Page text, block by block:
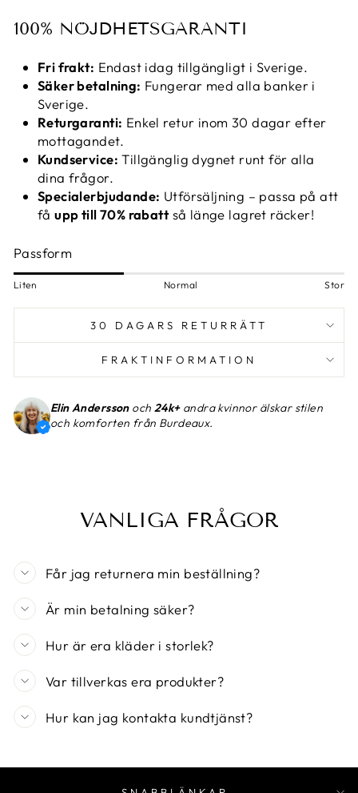
100% NÖJDHETSGARANTI
Fri frakt: Endast idag tillgängligt i Sverige.
Säker betalning: Fungerar med alla banker i
Sverige.
Returgaranti: Enkel retur inom 30 dagar efter
mottagandet.
Kundservice: Tillgänglig dygnet runt för alla
dina frågor.
Specialerbjudande: Utförsäljning – passa på att
få upp till 70% rabatt så länge lagret räcker!
Passform
Liten Normal Stor
30 DAGARS RETURRÄTT
FRAKTINFORMATION
Elin Anderssonoch 24k+andra kvinnor älskar stilen
och komforten från Burdeaux.
VANLIGA FRÅGOR
Får jag returnera min beställning?
Är min betalning säker?
Hur är era kläder i storlek?
Var tillverkas era produkter?
Hur kan jag kontakta kundtjänst?